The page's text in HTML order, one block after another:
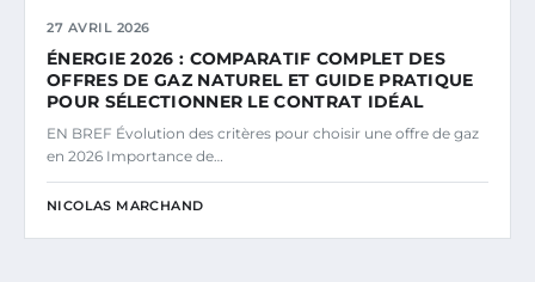
27 AVRIL 2026
ÉNERGIE 2026 : COMPARATIF COMPLET DES
OFFRES DE GAZ NATUREL ET GUIDE PRATIQUE
POUR SÉLECTIONNER LE CONTRAT IDÉAL
EN BREF Évolution des critères pour choisir une offre de gaz
en 2026 Importance de…
NICOLAS MARCHAND